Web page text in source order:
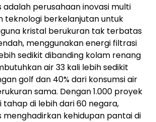
adalah perusahaan inovasi multi
teknologi berkelanjutan untuk
kristal berukuran tak terbatas
menggunakan energi filtrasi
sedikit dibanding kolam renang
air 33 kali lebih sedikit
golf dan 40% dari konsumsi air
sama. Dengan 1.000 proyek
di lebih dari 60 negara,
menghadirkan kehidupan pantai di